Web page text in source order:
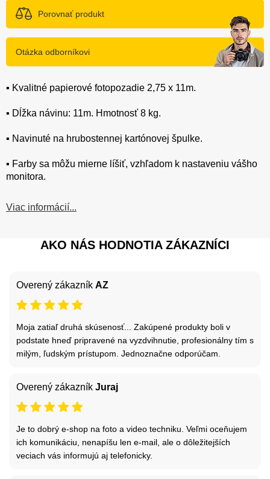
Porovnať produkt
Otázka odborníkovi
▪️ Kvalitné papierové fotopozadie 2,75 x 11m.
▪️ Dĺžka návinu: 11m. Hmotnosť 8 kg.
▪️ Navinuté na hrubostennej kartónovej špulke.
▪️ Farby sa môžu mierne líšiť, vzhľadom k nastaveniu vášho
monitora.
Viac informácií...
AKO NÁS HODNOTIA ZÁKAZNÍCI
Overený zákazník AZ
Moja zatiaľ druhá skúsenosť... Zakúpené produkty boli v
podstate hneď pripravené na vyzdvihnutie, profesionálny tím s
milým, ľudským prístupom. Jednoznačne odporúčam.
Overený zákazník Juraj
Je to dobrý e-shop na foto a video techniku. Veľmi oceňujem
ich komunikáciu, nenapíšu len e-mail, ale o dôležitejších
veciach vás informujú aj telefonicky.